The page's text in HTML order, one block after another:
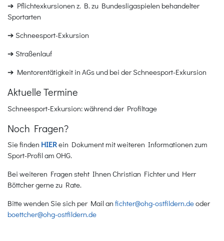
➔ Pflichtexkursionen z. B. zu Bundesligaspielen behandelter
Sportarten
➔ Schneesport-Exkursion
➔ Straßenlauf
➔ Mentorentätigkeit in AGs und bei der Schneesport-Exkursion
Aktuelle Termine
Schneesport-Exkursion: während der Profiltage
Noch Fragen?
Sie finden HIERein Dokument mit weiteren Informationen zum
Sport-Profil am OHG.
Bei weiteren Fragen steht Ihnen Christian Fichter und Herr
Böttcher gerne zu Rate.
Bitte wenden Sie sich per Mail an fichter@ohg-ostfildern.deoder
boettcher@ohg-ostfildern.de